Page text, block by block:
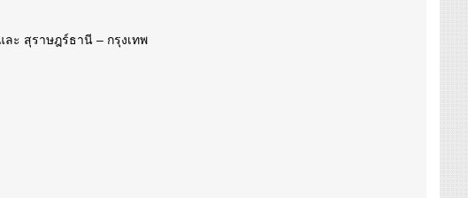
ละ สุราษฎร์ธานี – กรุงเทพ